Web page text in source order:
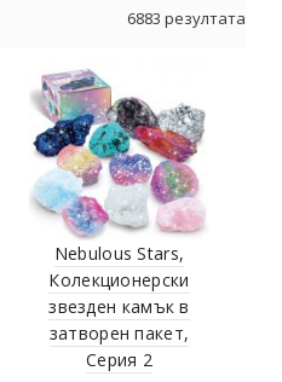
6883 резултата
Nebulous Stars,
Колекционерски
звезден камък в
затворен пакет,
Серия 2